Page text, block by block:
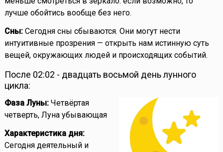
лучше обойтись вообще без него.
Сны:Сегодня сны сбываются. Они могут нести
интуитивные прозрения — открыть нам истинную суть
вещей, окружающих людей и происходящих событий.
После 02:02 - двадцать восьмой день лунного
цикла:
Фаза Луны:Четвёртая
четверть, Луна убывающая
Характеристика дня:
Сегодня деятельный и